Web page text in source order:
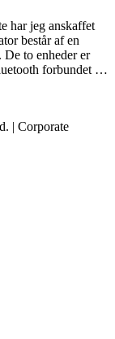
har jeg anskaffet
består af en
to enheder er
forbundet …
| Corporate